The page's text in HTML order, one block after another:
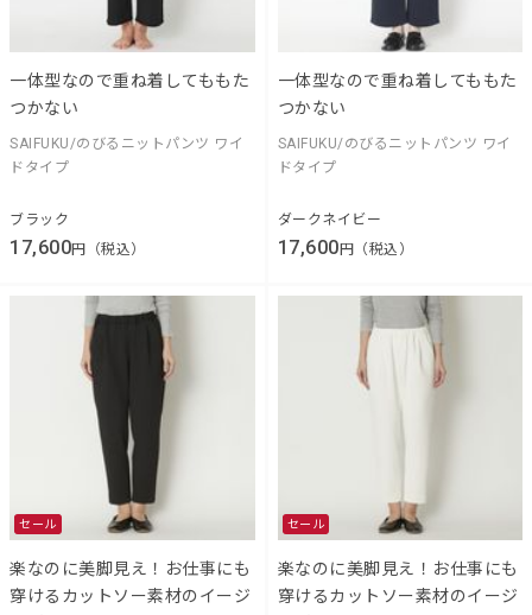
一体型なので重ね着してももた
つかない
SAIFUKU/のびるニットパンツ ワイ
ドタイプ
ブラック
17,600円（税込）
一体型なので重ね着してももた
つかない
SAIFUKU/のびるニットパンツ ワイ
ドタイプ
ダークネイビー
17,600円（税込）
セール
楽なのに美脚見え！お仕事にも
穿けるカットソー素材のイージ
セール
楽なのに美脚見え！お仕事にも
穿けるカットソー素材のイージ